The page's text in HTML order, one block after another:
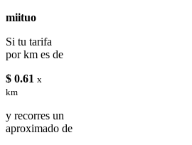
miituo
Si tu tarifa
por km es de
$ 0.61 x
km
y recorres un
aproximado de